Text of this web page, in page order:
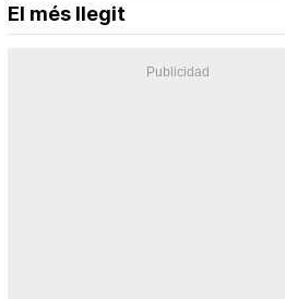
El més llegit